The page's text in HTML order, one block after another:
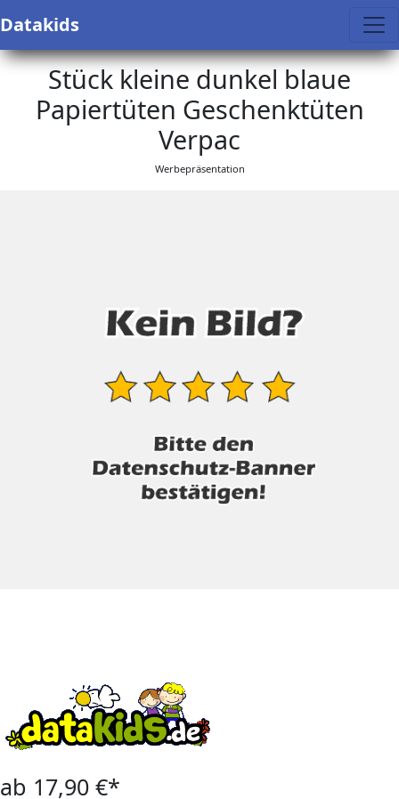
Datakids
Stück kleine dunkel blaue
Papiertüten Geschenktüten
Verpac
Werbepräsentation
ab 17,90 €*